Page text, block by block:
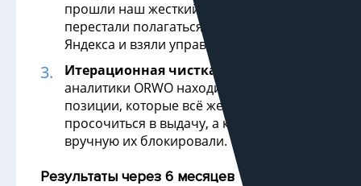
прошли наш жесткий фильтр. Мы
перестали полагаться на алгоритмы
Яндекса и взяли управление на себя.
Итерационная чистка.
аналитики ORWO находили в отчетах
позиции, которые всё же ухитрялись
просочиться в выдачу, а контекстологи
вручную их блокировали.
Результаты через 6 месяцев